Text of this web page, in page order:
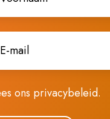
*
ons privacybeleid.